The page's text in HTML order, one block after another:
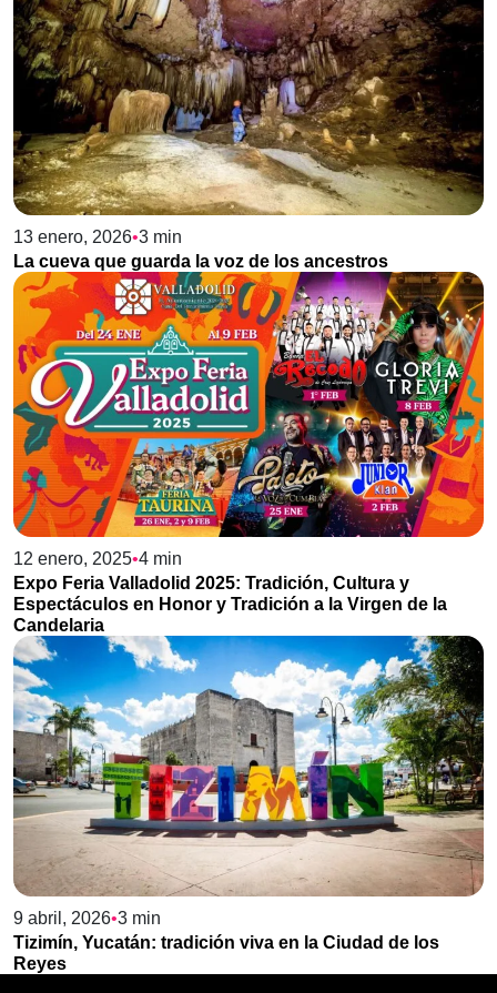
13 enero, 2026•3 min
La cueva que guarda la voz de los ancestros
Cultura Sabor y Arte Tradición
12 enero, 2025•4 min
Expo Feria Valladolid 2025: Tradición, Cultura y
Espectáculos en Honor y Tradición a la Virgen de la
Candelaria
Cultura Experiencias Tradición
9 abril, 2026•3 min
Tizimín, Yucatán: tradición viva en la Ciudad de los
Reyes